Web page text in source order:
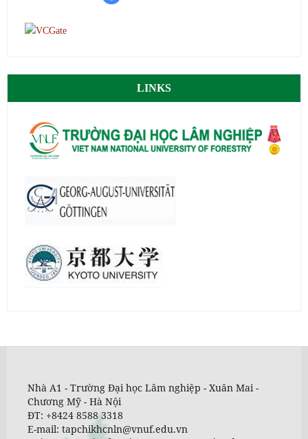
LINKS
Nhà A1 - Trường Đại học Lâm nghiệp - Xuân Mai -
Chương Mỹ - Hà Nội
ĐT: +8424 8588 3318
E-mail: tapchikhcnln@vnuf.edu.vn